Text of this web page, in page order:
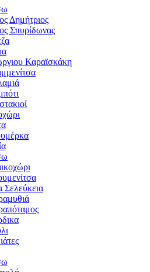
Δημήτριος
Σπυρίδωνας
Καραϊσκάκη
Σελεύκεια